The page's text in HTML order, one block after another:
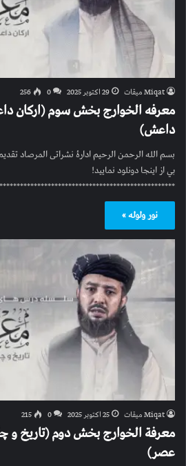
Miqat میقات 29 اکتوبر 2025 0
256
معرفه الخوارج بخش سوم (ارکان
داعش)
بي از اینجا دونلود نمایید!
نور ولوله »
Miqat میقات 25 اکتوبر 2025 0
215
معرفة الخوارج بخش دوم (تاریخ و
عصر)